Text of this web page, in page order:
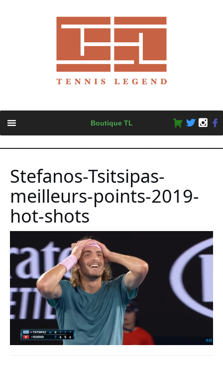
content
Boutique TL
Stefanos-Tsitsipas-
meilleurs-points-2019-
hot-shots